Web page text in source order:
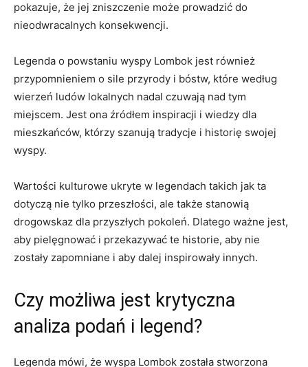
pokazuje, że jej⁣ zniszczenie może ⁣prowadzić do
nieodwracalnych konsekwencji.
Legenda ‍o powstaniu ⁣wyspy Lombok jest również
przypomnieniem o sile przyrody i bóstw,⁢ które według
wierzeń ludów lokalnych nadal czuwają ⁤nad tym
miejscem. ‍Jest⁣ ona‌ źródłem inspiracji‌ i wiedzy dla
mieszkańców, którzy szanują⁢ tradycje i ‌historię swojej
wyspy.
Wartości kulturowe ukryte w legendach takich jak ta
dotyczą nie tylko ‌przeszłości, ale także stanowią
drogowskaz ⁢dla ⁤przyszłych pokoleń. Dlatego ​ważne jest,
aby pielęgnować i przekazywać⁢ te historie, aby nie
zostały zapomniane i aby dalej inspirowały⁢ innych.
Czy możliwa ⁢jest ⁤krytyczna
analiza podań ⁢i legend?
Legenda ⁤mówi, że⁣ wyspa Lombok została stworzona